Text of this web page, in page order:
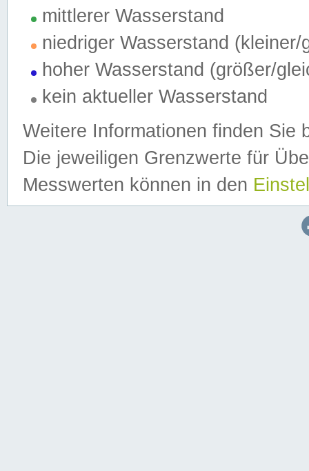
mittlerer Wasserstand
niedriger Wasserstand (kleiner/
hoher Wasserstand (größer/
kein aktueller Wasserstand
Weitere Informationen finden Sie
Die jeweiligen Grenzwerte für
Messwerten können in den